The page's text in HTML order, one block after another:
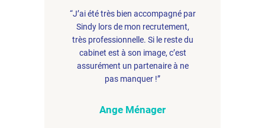
“J’ai été très bien accompagné par
Sindy lors de mon recrutement,
très professionnelle. Si le reste du
cabinet est à son image, c’est
assurément un partenaire à ne
pas manquer !”
Ange Ménager